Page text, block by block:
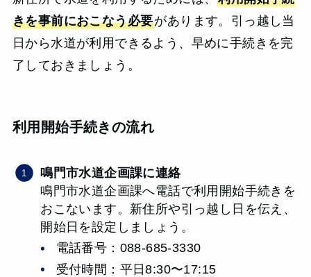
きを事前におこなう必要があります。引っ越し当
日から水道が利用できるよう、早めに手続きを完
了しておきましょう。
利用開始手続きの流れ
鳴門市水道企画課に連絡
鳴門市水道企画課へ電話で利用開始手続きを
おこないます。新住所や引っ越し日を伝え、
開始日を設定しましょう。
電話番号：088-685-3330
受付時間：平日8:30〜17:15